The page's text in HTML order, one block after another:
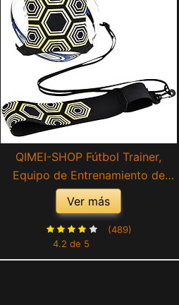
QIMEI-SHOP Fútbol Trainer,
Equipo de Entrenamiento de
fútbol Manos Libres Práctica en
Solitario con cinturón Cuerda
elástica Universal Se Adapta a #
3# 4# 5 balones de fútbol para
Ver más
4.2 de 5
(489)